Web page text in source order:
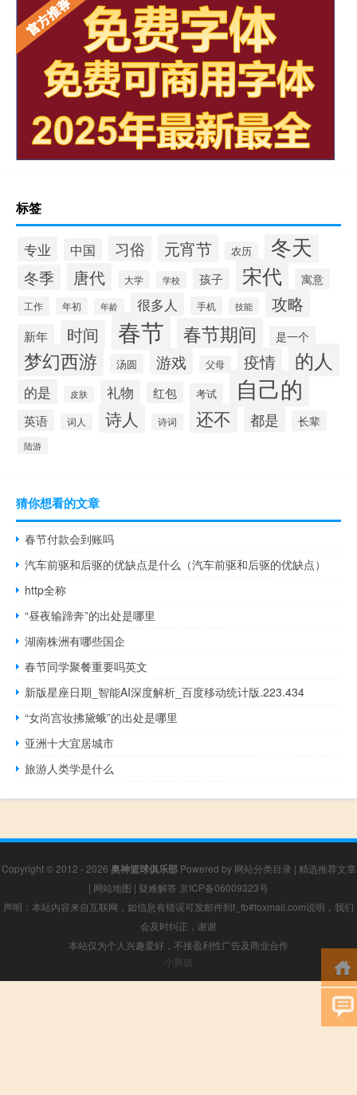
标签
专业 中国 习俗 元宵节 农历 冬天
冬季 唐代 大学 学校 孩子 宋代 寓意
工作 年初 年龄 很多人 手机 技能 攻略
新年 时间 春节 春节期间 是一个
梦幻西游 汤圆 游戏 父母 疫情 的人
的是 皮肤 礼物 红包 考试 自己的
英语 词人 诗人 诗词 还不 都是 长辈
陆游
猜你想看的文章
春节付款会到账吗
汽车前驱和后驱的优缺点是什么（汽车前驱和后驱的优缺点）
http全称
“昼夜输蹄奔”的出处是哪里
湖南株洲有哪些国企
春节同学聚餐重要吗英文
新版星座日期_智能AI深度解析_百度移动统计版.223.434
“女尚宫妆拂黛蛾”的出处是哪里
亚洲十大宜居城市
旅游人类学是什么
Copyright © 2012 - 2026 奥神篮球俱乐部Powered by 网站分类目录 | 精选推荐文章
| 网站地图 | 疑难解答 京ICP备06009323号
声明：本站内容来自互联网，如信息有错误可发邮件到f_fb#foxmail.com说明，我们
会及时纠正，谢谢
本站仅为个人兴趣爱好，不接盈利性广告及商业合作
小男孩